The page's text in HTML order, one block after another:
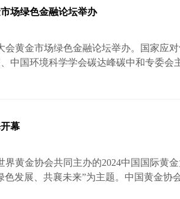
工商银行贵金属业务部党委委员、副总经
场绿色金融论坛举办
会黄金市场绿色金融论坛举办。国家应
中国环境科学学会碳达峰碳中和专委会
金产业绿色转型生根发芽，快速成长。
幕
界黄金协会共同主办的2024中国国际黄
发展、共襄未来”为主题。中国黄金协